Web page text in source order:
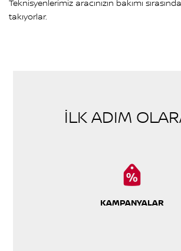
Teknisyenlerimiz aracınızın bakımı
takıyorlar.
İLK ADIM
KAMPANYALAR